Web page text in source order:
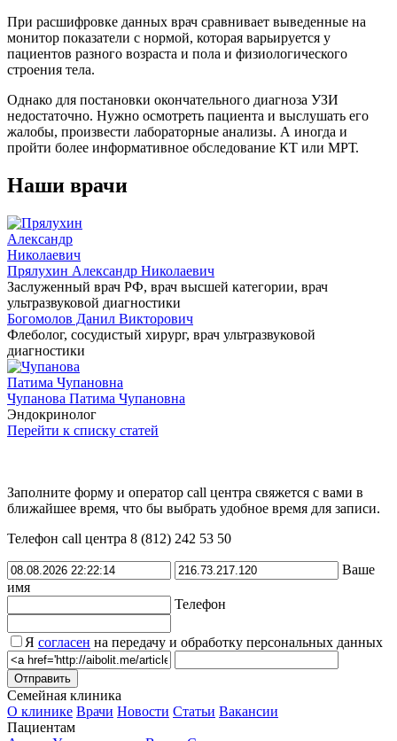
При расшифровке данных врач сравнивает выведенные на
монитор показатели с нормой, которая варьируется у
пациентов разного возраста и пола и физиологического
строения тела.
Однако для постановки окончательного диагноза УЗИ
недостаточно. Нужно осмотреть пациента и выслушать его
жалобы, произвести лабораторные анализы. А иногда и
пройти более информативное обследование КТ или МРТ.
Наши врачи
Прялухин Александр Николаевич
Заслуженный врач РФ, врач высшей категории, врач
ультразвуковой диагностики
Богомолов Данил Викторович
Флеболог, сосудистый хирург, врач ультразвуковой
диагностики
Чупанова Патима Чупановна
Эндокринолог
Перейти к списку статей
Заполните форму и оператор call центра свяжется с вами в
ближайшее время, что бы выбрать удобное время для записи.
Телефон call центра 8 (812) 242 53 50
Ваше
имя
Телефон
Я согласен на передачу и обработку персональных данных
Семейная клиника
О клинике Врачи Новости Статьи Вакансии
Пациентам